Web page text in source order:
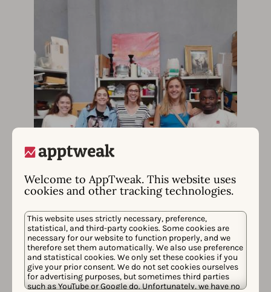
Welcome to AppTweak. This website uses
cookies and other tracking technologies.
This website uses strictly necessary, preference,
statistical, and third-party cookies. Some cookies are
necessary for our website to function properly, and we
therefore set them automatically. We also use preference
and statistical cookies. We only set these cookies if you
give your prior consent. We do not set cookies ourselves
for advertising purposes, but sometimes third parties
such as YouTube or Google do. Unfortunately, we have no